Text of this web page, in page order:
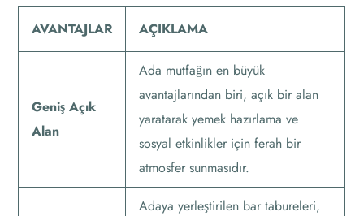
AVANTAJLAR AÇIKLAMA
Geniş Açık
Alan
Ada mutfağın en büyük
avantajlarından biri, açık bir alan
yaratarak yemek hazırlama ve
sosyal etkinlikler için ferah bir
atmosfer sunmasıdır.
Adaya yerleştirilen bar tabureleri,